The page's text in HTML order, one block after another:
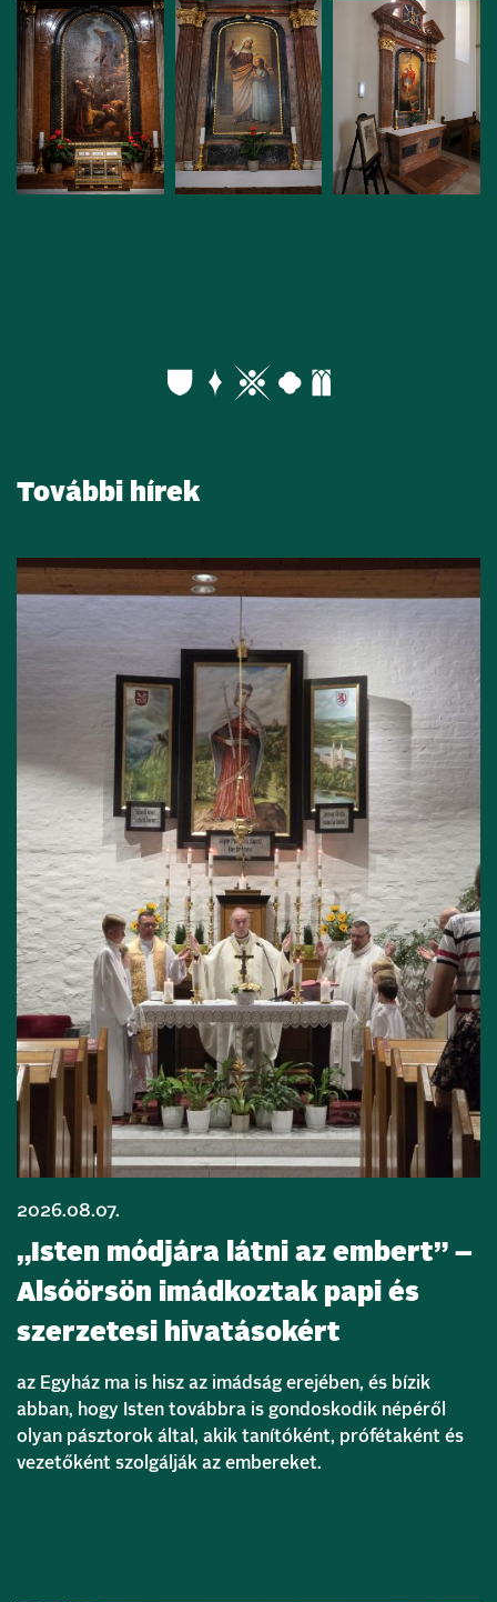
További hírek
2026.08.07.
„Isten módjára látni az embert” –
Alsóörsön imádkoztak papi és
szerzetesi hivatásokért
az Egyház ma is hisz az imádság erejében, és bízik
abban, hogy Isten továbbra is gondoskodik népéről
olyan pásztorok által, akik tanítóként, prófétaként és
vezetőként szolgálják az embereket.